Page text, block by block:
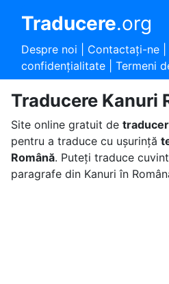
Traducere.org
Despre noi Contactaţi-ne|
confidențialitate| Termeni
Traducere Kanuri
Site online gratuit de
pentru a traduce cu ușurință
Română. Puteți traduce
paragrafe din Kanuri în